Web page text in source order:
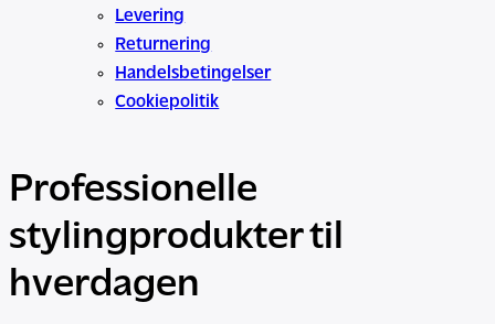
Levering
Returnering
Handelsbetingelser
Cookiepolitik
Professionelle
stylingprodukter til
hverdagen